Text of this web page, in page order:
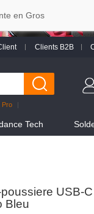
Clients B2B
Pro
Tech
USB-
Bleu
en Gros